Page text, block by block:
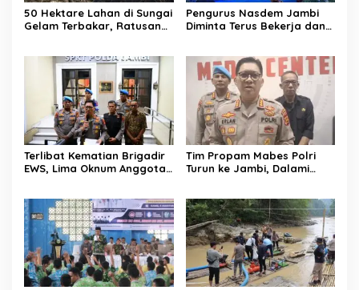
50 Hektare Lahan di Sungai
Gelam Terbakar, Ratusan
Lakukan Pemadaman
Pengurus Nasdem Jambi
Diminta Terus Bekerja dan
Terlibat Kematian Brigadir
EWS, Lima Oknum Anggota
Tim Propam Mabes Polri
Turun ke Jambi, Dalami